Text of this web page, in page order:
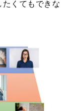
たくてもできな